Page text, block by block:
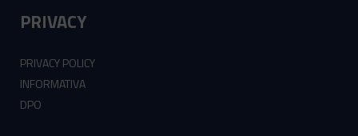
PRIVACY
PRIVACY POLICY
INFORMATIVA
DPO